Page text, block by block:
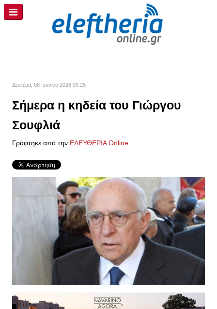
Δευτέρα, 08 Ιουνίου 2026 09:25
Σήμερα η κηδεία του Γιώργου
Σουφλιά
Γράφτηκε από την ΕΛΕΥΘΕΡΙΑ Online